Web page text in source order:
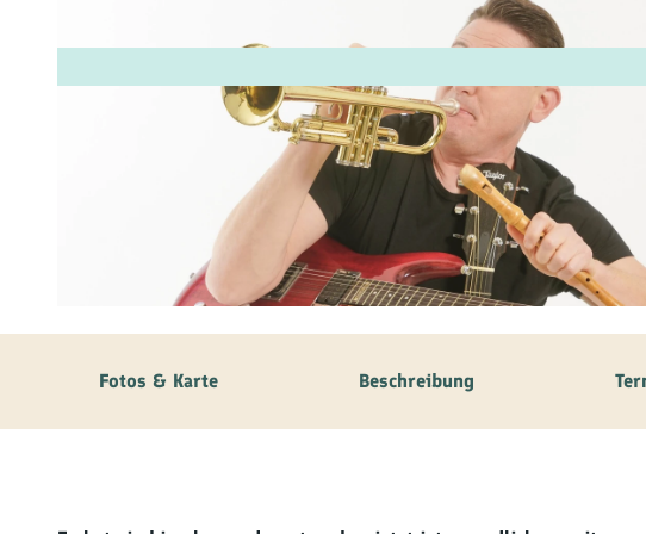
Familie
Aktivitäten
&
Erlebnisse
Kultur &
Brauchtum
Genuss &
Service &
Fotos & Karte Beschreibung